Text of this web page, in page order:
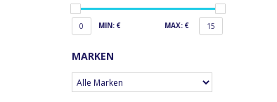
0 MIN: € MAX: € 15
MARKEN